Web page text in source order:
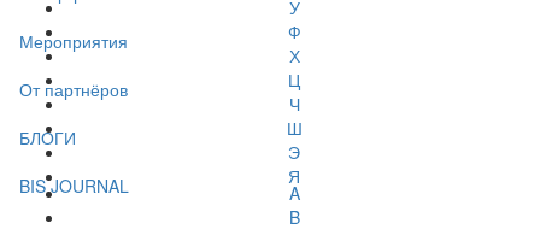
Мероприятия
От партнёров
БЛОГИ
BIS JOURNAL
У
Ф
Х
Ц
Ч
Ш
Э
Я
A
B